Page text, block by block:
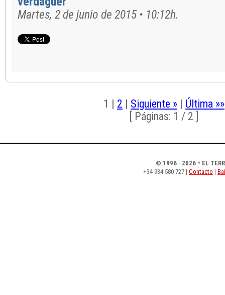
Martes, 2 de junio de 2015 • 10:12h.
1 | 2 | Siguiente » | Última »»
[ Páginas: 1 / 2 ]
© 1996 · 2026 * EL
+34 934 580 727 | Contacto |